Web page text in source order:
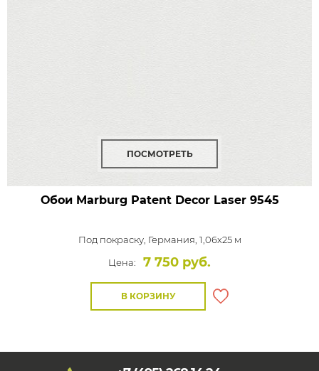
ПОСМОТРЕТЬ
Обои Marburg Patent Decor Laser9545
Под покраску, Германия, 1,06x25 м
Цена:
7 750 руб.
В КОРЗИНУ